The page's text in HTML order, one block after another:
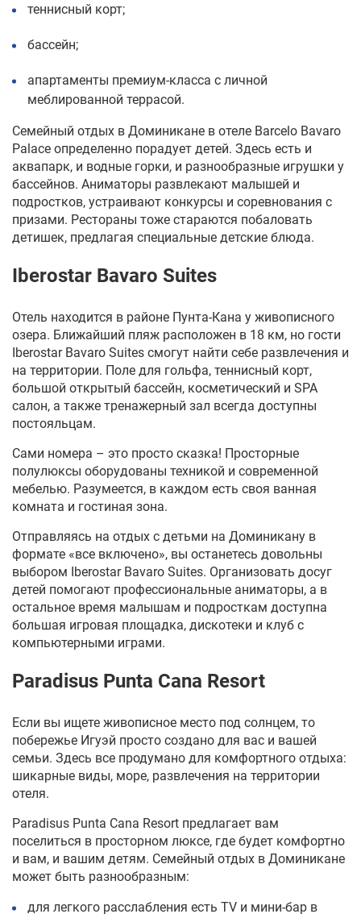
теннисный корт;
бассейн;
апартаменты премиум-класса с личной
меблированной террасой.
Семейный отдых в Доминикане в отеле Barcelo Bavaro
Palace определенно порадует детей. Здесь есть и
аквапарк, и водные горки, и разнообразные игрушки у
бассейнов. Аниматоры развлекают малышей и
подростков, устраивают конкурсы и соревнования с
призами. Рестораны тоже стараются побаловать
детишек, предлагая специальные детские блюда.
Iberostar Bavaro Suites
Отель находится в районе Пунта-Кана у живописного
озера. Ближайший пляж расположен в 1 8 км, но гости
Iberostar Bavaro Suites смогут найти себе развлечения и
на территории. Поле для гольфа, теннисный корт,
большой открытый бассейн, косметический и SPA
салон, а также тренажерный зал всегда доступны
постояльцам.
Сами номера – это просто сказка! Просторные
полулюксы оборудованы техникой и современной
мебелью. Разумеется, в каждом есть своя ванная
комната и гостиная зона.
Отправляясь на отдых с детьми на Доминикану в
формате «все включено», вы останетесь довольны
выбором Iberostar Bavaro Suites. Организовать досуг
детей помогают профессиональные аниматоры, а в
остальное время малышам и подросткам доступна
большая игровая площадка, дискотеки и клуб с
компьютерными играми.
Paradisus Punta Cana Resort
Если вы ищете живописное место под солнцем, то
побережье Игуэй просто создано для вас и вашей
семьи. Здесь все продумано для комфортного отдыха:
шикарные виды, море, развлечения на территории
отеля.
Paradisus Punta Cana Resort предлагает вам
поселиться в просторном люксе, где будет комфортно
и вам, и вашим детям. Семейный отдых в Доминикане
может быть разнообразным:
для легкого расслабления есть TV и мини-бар в